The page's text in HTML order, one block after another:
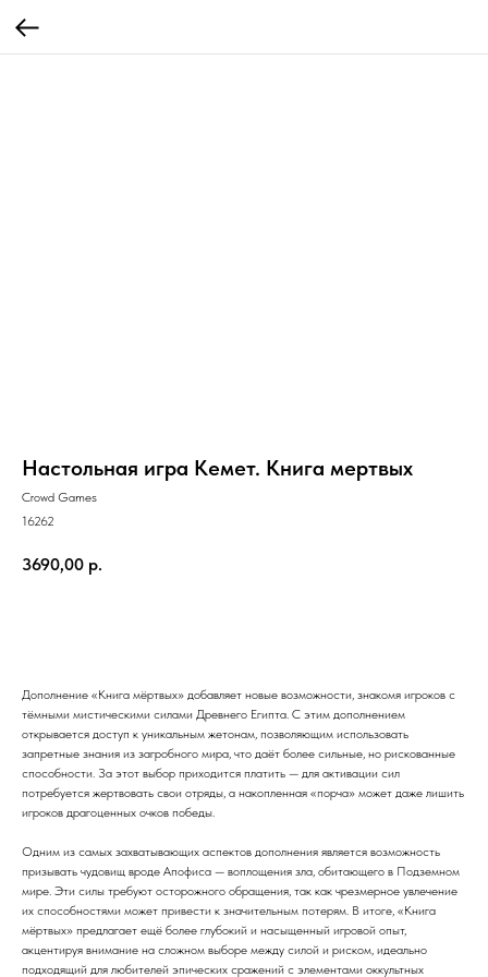
Настольная игра Кемет. Книга мертвых
Crowd Games
16262
3690,00 р.
Дополнение «Книга мёртвых» добавляет новые возможности, знакомя игроков с
тёмными мистическими силами Древнего Египта. С этим дополнением
открывается доступ к уникальным жетонам, позволяющим использовать
запретные знания из загробного мира, что даёт более сильные, но рискованные
способности. За этот выбор приходится платить — для активации сил
потребуется жертвовать свои отряды, а накопленная «порча» может даже лишить
игроков драгоценных очков победы.
Одним из самых захватывающих аспектов дополнения является возможность
призывать чудовищ вроде Апофиса — воплощения зла, обитающего в Подземном
мире. Эти силы требуют осторожного обращения, так как чрезмерное увлечение
их способностями может привести к значительным потерям. В итоге, «Книга
мёртвых» предлагает ещё более глубокий и насыщенный игровой опыт,
акцентируя внимание на сложном выборе между силой и риском, идеально
подходящий для любителей эпических сражений с элементами оккультных